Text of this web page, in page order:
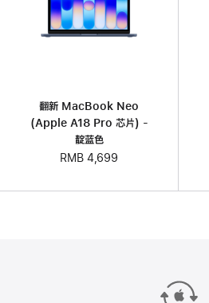
翻新 MacBook Neo
(Apple A18 Pro 芯片) -
靛蓝色
RMB 4,699